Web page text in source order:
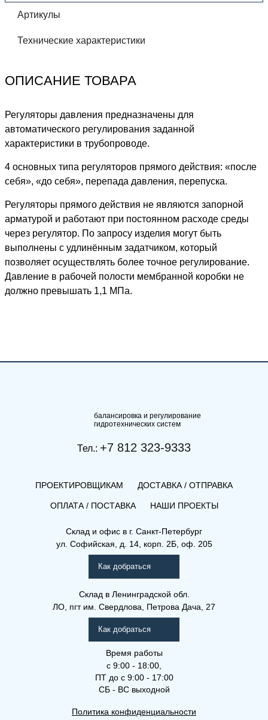
Артикулы
Технические характеристики
ОПИСАНИЕ ТОВАРА
Регуляторы давления предназначены для
автоматического регулирования заданной
характеристики в трубопроводе.
4 основных типа регуляторов прямого действия: «после
себя», «до себя», перепада давления, перепуска.
Регуляторы прямого действия не являются запорной
арматурой и работают при постоянном расходе среды
через регулятор. По запросу изделия могут быть
выполнены с удлинённым задатчиком, который
позволяет осуществлять более точное регулирование.
Давление в рабочей полости мембранной коробки не
должно превышать 1,1 МПа.
балансировка и регулирование
гидротехнических систем
Тел.: +7 812 323-9333
ПРОЕКТИРОВЩИКАМ ДОСТАВКА / ОТПРАВКА
ОПЛАТА / ПОСТАВКА НАШИ ПРОЕКТЫ
Склад и офис в г. Санкт-Петербург
ул. Софийская, д. 14, корп. 2Б, оф. 205
Как добраться
Склад в Ленинградской обл.
ЛО, пгт им. Свердлова, Петрова Дача, 27
Как добраться
Время работы
с 9:00 - 18:00,
ПТ до с 9:00 - 17:00
СБ - ВС выходной
Политика конфиденциальности